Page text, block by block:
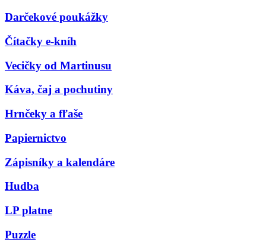
Darčekové poukážky
Čítačky e-kníh
Vecičky od Martinusu
Káva, čaj a pochutiny
Hrnčeky a fľaše
Papiernictvo
Zápisníky a kalendáre
Hudba
LP platne
Puzzle